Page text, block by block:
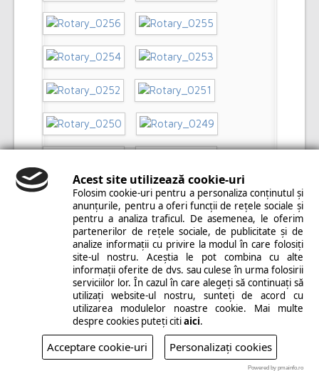
Acest site utilizează cookie-uri
Folosim cookie-uri pentru a personaliza conținutul și
anunțurile, pentru a oferi funcții de rețele sociale și
pentru a analiza traficul. De asemenea, le oferim
partenerilor de rețele sociale, de publicitate și de
analize informații cu privire la modul în care folosiți
site-ul nostru. Aceștia le pot combina cu alte
informații oferite de dvs. sau culese în urma folosirii
serviciilor lor. În cazul în care alegeți să continuați să
utilizați website-ul nostru, sunteți de acord cu
utilizarea modulelor noastre cookie. Mai multe
despre cookies puteți citiaici.
Acceptare cookie-uri Personalizați cookies
Powered by pmainfo.ro